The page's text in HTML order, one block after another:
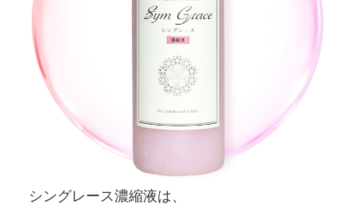
シングレース濃縮液は、